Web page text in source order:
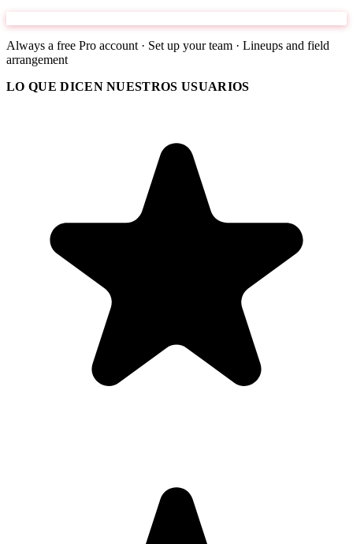
Always a free Pro account · Set up your team · Lineups and field
arrangement
LO QUE DICEN NUESTROS USUARIOS